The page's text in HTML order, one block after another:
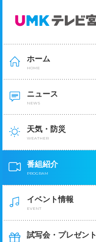
ホーム
HOME
ニュース
NEWS
天気・防災
WEATHER
番組紹介
PROGRAM
イベント情報
EVENT
試写会・プレゼント